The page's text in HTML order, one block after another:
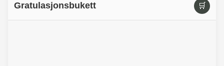
Gratulasjonsbukett 🛒